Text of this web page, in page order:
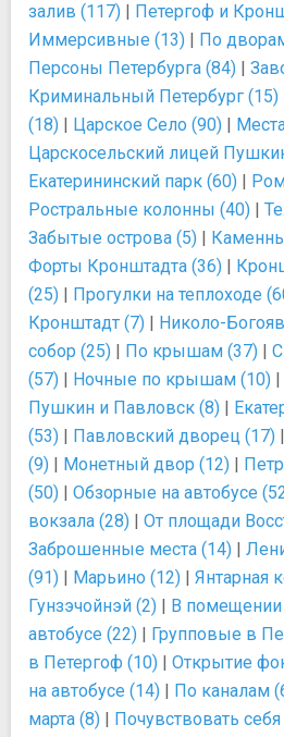
залив (117) | Петергоф и
Иммерсивные (13) | По
Персоны Петербурга (84) |
Криминальный Петербург (15)
(18) | Царское Село (90) |
Царскосельский лицей
Екатерининский парк (60) |
Ростральные колонны (40) |
Забытые острова (5) |
Форты Кронштадта (36) |
(25) | Прогулки на теплоходе
Кронштадт (7) | Николо-
собор (25) | По крышам (37) |
(57) | Ночные по крышам (10) |
Пушкин и Павловск (8) |
(53) | Павловский дворец (17) |
(9) | Монетный двор (12) |
(50) | Обзорные на автобусе
вокзала (28) | От площади
Заброшенные места (14) |
(91) | Марьино (12) | Янтарная
Гунзэчойнэй (2) | В помещении
автобусе (22) | Групповые в
в Петергоф (10) | Открытие
на автобусе (14) | По каналам
марта (8) | Почувствовать